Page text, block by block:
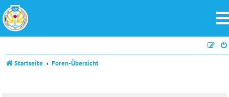
Startseite Foren-Übersicht